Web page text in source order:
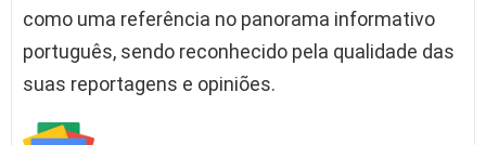
como uma referência no panorama informativo
português, sendo reconhecido pela qualidade das
suas reportagens e opiniões.